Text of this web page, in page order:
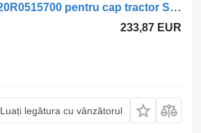
Pompă hidraulică Hydro Leduc Seria P (01.04-12.17) TXV120R0515700 pentru cap tractor Scania P,G,R,T-series (2004-2017)
233,87 EUR
Luați legătura cu vânzătorul